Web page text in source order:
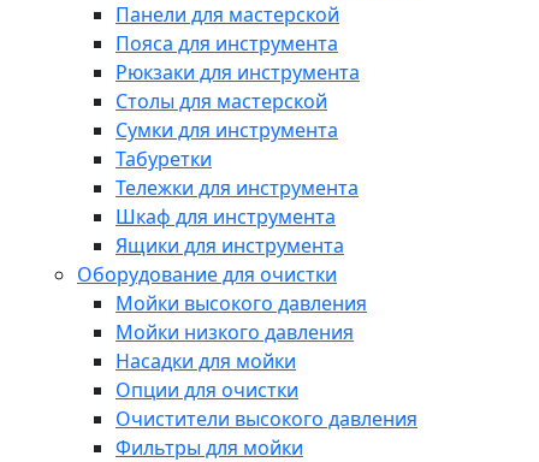
Панели для мастерской
Пояса для инструмента
Рюкзаки для инструмента
Столы для мастерской
Сумки для инструмента
Табуретки
Тележки для инструмента
Шкаф для инструмента
Ящики для инструмента
Оборудование для очистки
Мойки высокого давления
Мойки низкого давления
Насадки для мойки
Опции для очистки
Очистители высокого давления
Фильтры для мойки